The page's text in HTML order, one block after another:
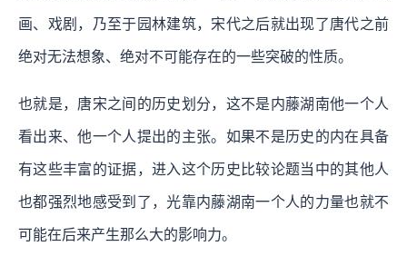
画、戏剧，乃至于园林建筑，宋代之后就出现了唐代之前
绝对无法想象、绝对不可能存在的一些突破的性质。
也就是，唐宋之间的历史划分，这不是内藤湖南他一个人
看出来、他一个人提出的主张。如果不是历史的内在具备
有这些丰富的证据，进入这个历史比较论题当中的其他人
也都强烈地感受到了，光靠内藤湖南一个人的力量也就不
可能在后来产生那么大的影响力。